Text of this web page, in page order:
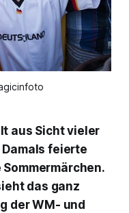
aus Sicht vieler
Damals feierte
das ganz
der WM- und